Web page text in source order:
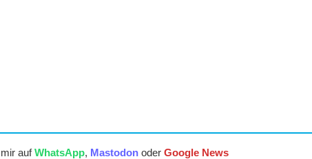
aufWhatsApp, Mastodonoder Google News